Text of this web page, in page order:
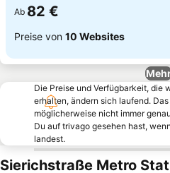
Ab 82 €
Preise von 10 Websites
Die Preise und Verfügbarkeit, die
erhalten, ändern sich laufend.
möglicherweise nicht immer
Du auf trivago gesehen hast,
landest.
Sierichstraße Metro